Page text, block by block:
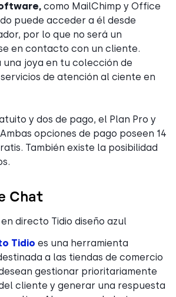
como MailChimp y Office
puede acceder a él desde
por lo que no será un
en contacto con un cliente.
una joya en tu colección de
de atención al ciente en
y dos de pago, el Plan Pro y
opciones de pago poseen 14
También existe la posibilidad
Chat
Tidio es una herramienta
a las tiendas de comercio
gestionar prioritariamente
cliente y generar una respuesta